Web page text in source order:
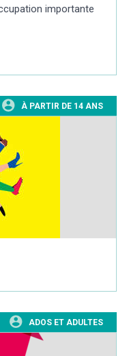
importante
À PARTIR DE 14 ANS
ADOS ET ADULTES